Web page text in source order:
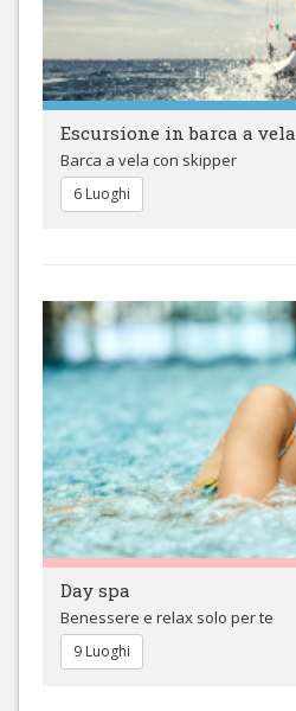
Escursione in barca a vela
Barca a vela con skipper
6 Luoghi
Day spa
Benessere e relax solo per te
9 Luoghi